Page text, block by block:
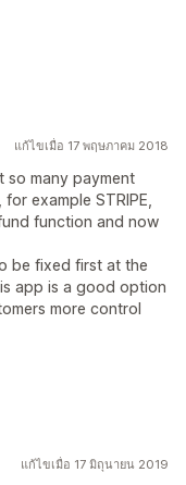
แก้ไขเมื่อ 17 พฤษภาคม 2018
so many payment
example STRIPE,
function and now
be fixed first at the
app is a good option
more control
แก้ไขเมื่อ 17 มิถุนายน 2019